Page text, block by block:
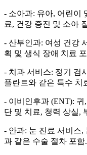
- 소아과: 유아, 어린이
료, 건강 증진 및 소아
- 산부인과: 여성 건강
획 및 생식 장애 치료
- 치과 서비스: 정기 검
플란트와 같은 특수 치
- 이비인후과 (ENT):
단 및 치료, 청력 상실,
- 안과: 눈 진료 서비스
과 같은 수술 절차 포